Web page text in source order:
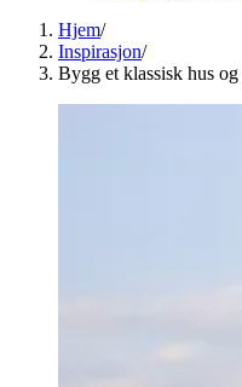
Hjem/
Inspirasjon/
Bygg et klassisk hus